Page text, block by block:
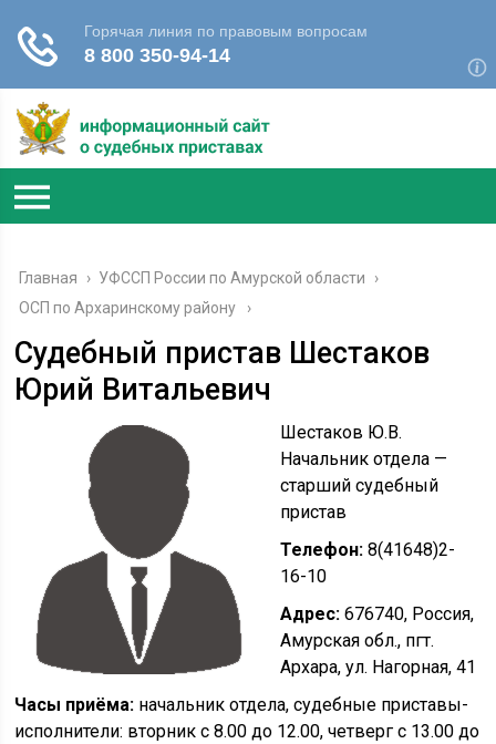
Главная › УФССП России по Амурской области
›
ОСП по Архаринскому району
Судебный пристав Шестаков
Юрий Витальевич
Шестаков Ю.В.
Начальник отдела —
старший судебный
пристав
Телефон: 8(41648)2-
16-10
Адрес: 676740, Россия,
Амурская обл., пгт.
Архара, ул. Нагорная, 41
Часы приёма: начальник отдела, судебные приставы-
исполнители: вторник с 8.00 до 12.00, четверг с 13.00 до